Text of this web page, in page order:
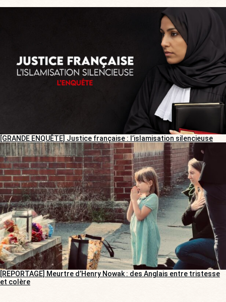
[GRANDE ENQUÊTE] Justice française : l’islamisation silencieuse
[REPORTAGE] Meurtre d’Henry Nowak : des Anglais entre tristesse
et colère